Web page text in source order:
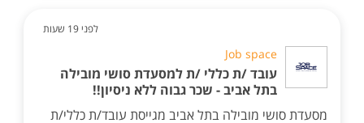
לפני 19 שעות
Job space
עובד /ת כללי /ת למסעדת סושי מובילה
בתל אביב - שכר גבוה ללא ניסיון!!
מסעדת סושי מובילה בתל אביב מגייסת עובד/ת כללי/ת